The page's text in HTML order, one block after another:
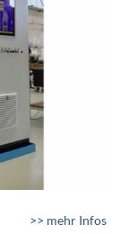
>> mehr Infos